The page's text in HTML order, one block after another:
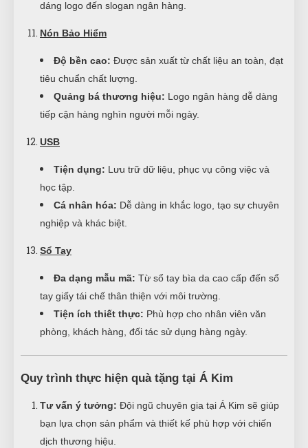
dáng logo đến slogan ngân hàng.
Nón Bảo Hiểm
Độ bền cao: Được sản xuất từ chất liệu an toàn, đạt
tiêu chuẩn chất lượng.
Quảng bá thương hiệu: Logo ngân hàng dễ dàng
tiếp cận hàng nghìn người mỗi ngày.
USB
Tiện dụng: Lưu trữ dữ liệu, phục vụ công việc và
học tập.
Cá nhân hóa: Dễ dàng in khắc logo, tạo sự chuyên
nghiệp và khác biệt.
Sổ Tay
Đa dạng mẫu mã: Từ sổ tay bìa da cao cấp đến sổ
tay giấy tái chế thân thiện với môi trường.
Tiện ích thiết thực: Phù hợp cho nhân viên văn
phòng, khách hàng, đối tác sử dụng hàng ngày.
Quy trình thực hiện quà tặng tại Á Kim
Tư vấn ý tưởng: Đội ngũ chuyên gia tại Á Kim sẽ giúp
bạn lựa chọn sản phẩm và thiết kế phù hợp với chiến
dịch thương hiệu.